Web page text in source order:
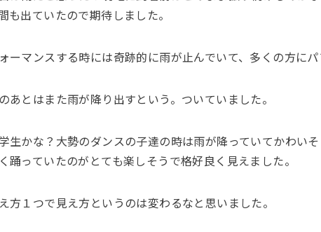
も出ていたので期待しました。
ーマンスする時には奇跡的に雨が止んでいて、多くの方に
あとはまた雨が降り出すという。ついていました。
生かな？大勢のダンスの子達の時は雨が降っていてかわい
踊っていたのがとても楽しそうで格好良く見えました。
方１つで見え方というのは変わるなと思いました。